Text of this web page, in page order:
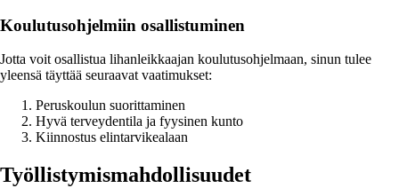
Koulutusohjelmiin osallistuminen
Jotta voit osallistua lihanleikkaajan koulutusohjelmaan, sinun tulee
yleensä täyttää seuraavat vaatimukset:
Peruskoulun suorittaminen
Hyvä terveydentila ja fyysinen kunto
Kiinnostus elintarvikealaan
Työllistymismahdollisuudet